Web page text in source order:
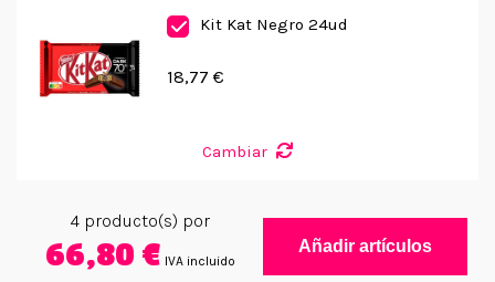
Kit Kat Negro 24ud
18,77 €
Cambiar
4producto(s) por
66,80 € IVA incluido
Añadir artículos